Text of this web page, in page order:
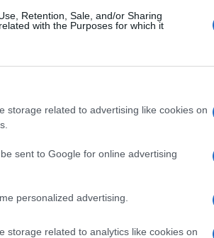
Retention, Sale, and/or Sharing
with the Purposes for which it
storage related to advertising like cookies on
sent to Google for online advertising
personalized advertising.
storage related to analytics like cookies on